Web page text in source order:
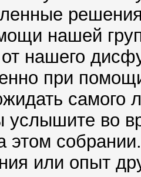
нашей
нашего
при
самого
услышите во
этом
или опыт